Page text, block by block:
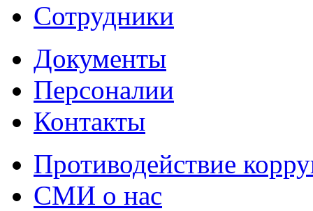
Сотрудники
Документы
Персоналии
Контакты
Противодействие
СМИ о нас